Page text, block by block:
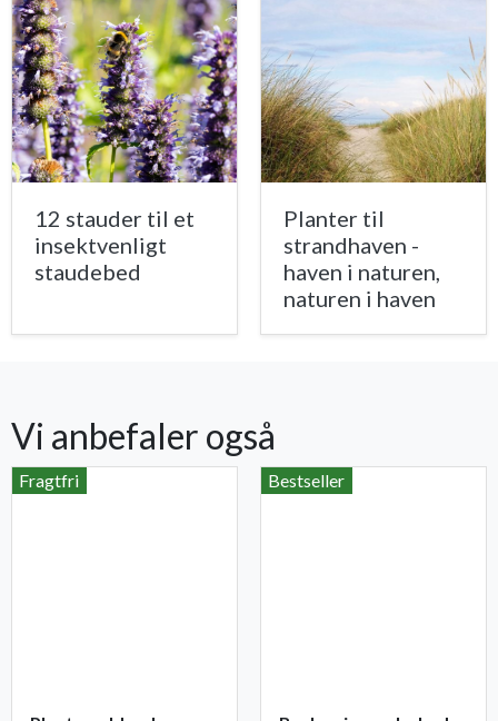
12 stauder til et
insektvenligt
staudebed
Planter til
strandhaven -
haven i naturen,
naturen i haven
Vi anbefaler også
Fragtfri Bestseller